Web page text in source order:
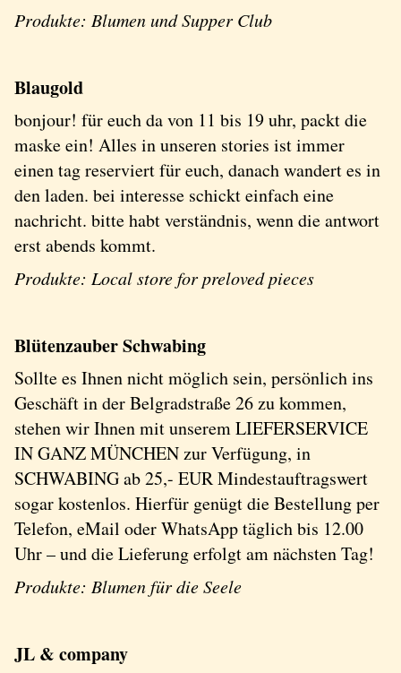
Produkte: Blumen und Supper Club
Blaugold
bonjour! für euch da von 11 bis 19 uhr, packt die
maske ein! Alles in unseren stories ist immer
einen tag reserviert für euch, danach wandert es in
den laden. bei interesse schickt einfach eine
nachricht. bitte habt verständnis, wenn die antwort
erst abends kommt.
Produkte: Local store for preloved pieces
Blütenzauber Schwabing
Sollte es Ihnen nicht möglich sein, persönlich ins
Geschäft in der Belgradstraße 26 zu kommen,
stehen wir Ihnen mit unserem LIEFERSERVICE
IN GANZ MÜNCHEN zur Verfügung, in
SCHWABING ab 25,- EUR Mindestauftragswert
sogar kostenlos. Hierfür genügt die Bestellung per
Telefon, eMail oder WhatsApp täglich bis 12.00
Uhr – und die Lieferung erfolgt am nächsten Tag!
Produkte: Blumen für die Seele
JL & company